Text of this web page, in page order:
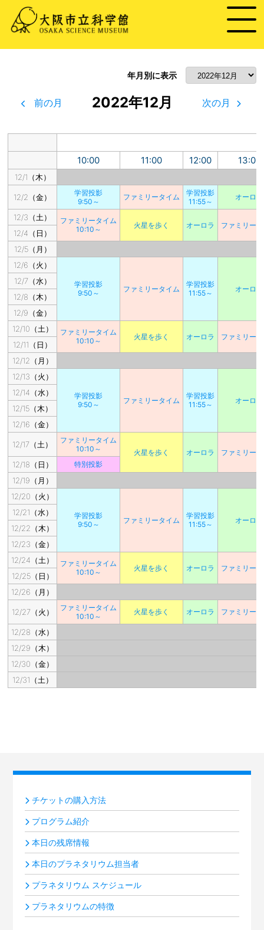
年月別に表示
前の月 2022年12月 次の月
10:00
11:00 12:00 13:00
12/1（木）
12/2（金）
学習投影
9:50～
ファミリータイム
学習投影
11:55～
オーロラ
12/3（土）
ファミリータイム
10:10～
火星を歩く オーロラ ファミリー
12/4（日）
12/5（月）
12/6（火）
学習投影
9:50～
ファミリータイム
学習投影
11:55～
オーロラ
12/7（水）
12/8（木）
12/9（金）
12/10（土）
ファミリータイム
10:10～
火星を歩く オーロラ ファミリー
12/11（日）
12/12（月）
12/13（火）
学習投影
9:50～
ファミリータイム
学習投影
11:55～
オーロラ
12/14（水）
12/15（木）
12/16（金）
12/17（土）
ファミリータイム
10:10～
火星を歩く オーロラ ファミリー
12/18（日） 特別投影
12/19（月）
12/20（火）
学習投影
9:50～
ファミリータイム
学習投影
11:55～
オーロラ
12/21（水）
12/22（木）
12/23（金）
12/24（土）
ファミリータイム
10:10～
火星を歩く オーロラ ファミリー
12/25（日）
12/26（月）
12/27（火）
ファミリータイム
10:10～
火星を歩く オーロラ ファミリー
12/28（水）
12/29（木）
12/30（金）
12/31（土）
チケットの購入方法
プログラム紹介
本日の残席情報
本日のプラネタリウム担当者
プラネタリウム スケジュール
プラネタリウムの特徴